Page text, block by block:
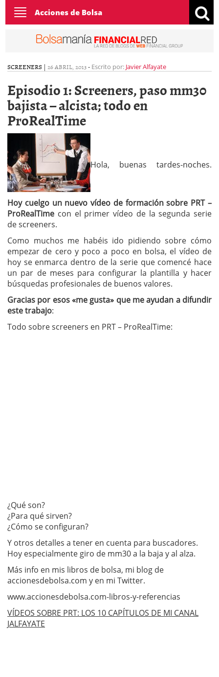
Toggle
navigation
Acciones de Bolsa
SCREENERS | 26 ABRIL, 2013- Escrito por: Javier Alfayate
Episodio 1: Screeners, paso mm30
bajista – alcista; todo en
ProRealTime
Hola, buenas tardes-noches.
Hoy cuelgo un nuevo vídeo de formación sobre PRT –
ProRealTime con el primer vídeo de la segunda serie
de screeners.
Como muchos me habéis ido pidiendo sobre cómo
empezar de cero y poco a poco en bolsa, el vídeo de
hoy se enmarca dentro de la serie que comencé hace
un par de meses para configurar la plantilla y hacer
búsquedas profesionales de buenos valores.
Gracias por esos «me gusta» que me ayudan a difundir
este trabajo:
Todo sobre screeners en PRT – ProRealTime:
¿Qué son?
¿Para qué sirven?
¿Cómo se configuran?
Y otros detalles a tener en cuenta para buscadores.
Hoy especialmente giro de mm30 a la baja y al alza.
Más info en mis libros de bolsa, mi blog de
accionesdebolsa.com y en mi Twitter.
www.accionesdebolsa.com-libros-y-referen­cias
VÍDEOS SOBRE PRT: LOS 10 CAPÍTULOS DE MI CANAL
JALFAYATE